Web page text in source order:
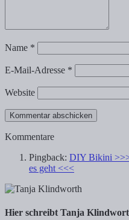
Name *
E-Mail-Adresse *
Website
Kommentare
Pingback: DIY Bikini
es geht <<<
Hier schreibt Tanja